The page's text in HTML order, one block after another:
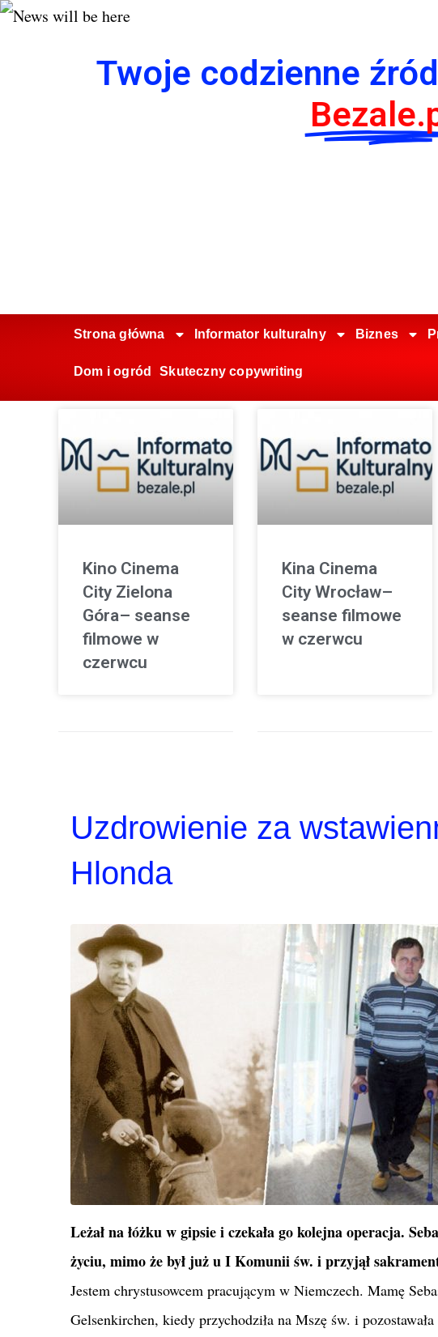
Twoje codzienne
Strona główna Informator kulturalny Biznes
Dom i ogród Skuteczny copywriting
Kino Cinema
City Zielona
Góra– seanse
filmowe w
czerwcu
Kina Cinema
City Wrocław–
seanse filmowe
w czerwcu
Uzdrowienie za
Hlonda
Leżał na łóżku w gipsie i czekała go kolejna operacja.
życiu, mimo że był już u I Komunii św. i przyjął
Jestem chrystusowcem pracującym w Niemczech. Mamę
Gelsenkirchen, kiedy przychodziła na Mszę św. i